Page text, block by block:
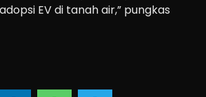
EV di tanah air,” pungkas